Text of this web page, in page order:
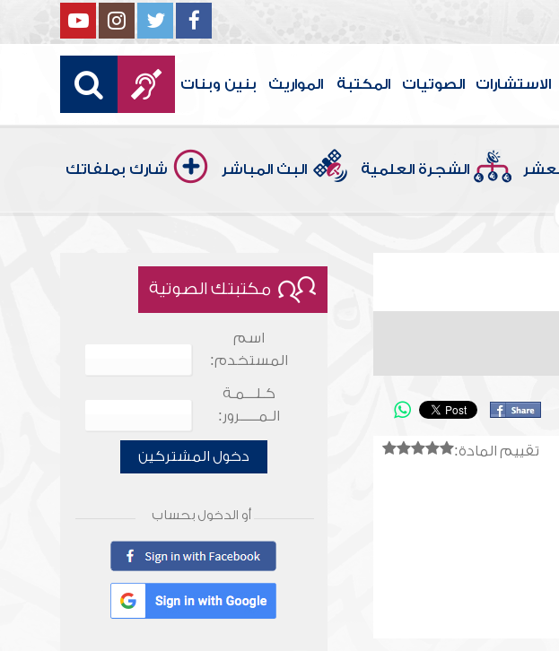
الاستشارات الصوتيات المكتبة المواريث بنين وبنات
الشجرة العلمية البث المباشر شارك بملفاتك
تقييم المادة:
مكتبتك الصوتية
اسم
المستخدم:
كـلـــمـة
الـمـــــرور:
دخول المشتركين
أو الدخول بحساب